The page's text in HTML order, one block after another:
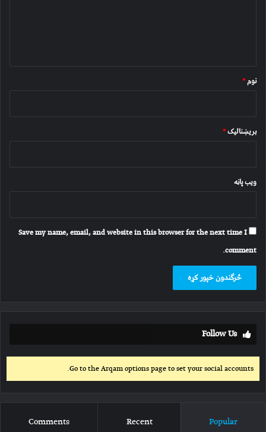
*
نوم*
بریښنالیک*
ویب پاڼه
Save my name, email, and website in this browser for the next time I
comment.
Follow Us
Go to the Arqam options page to set your social accounts.
Popular
Recent
Comments